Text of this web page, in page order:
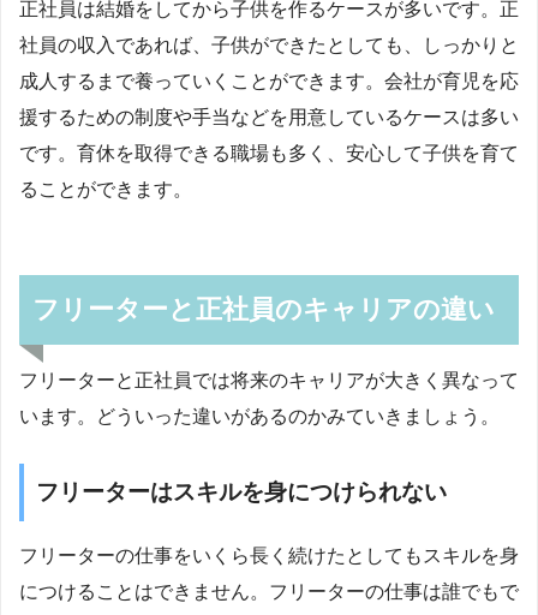
正社員は結婚をしてから子供を作るケースが多いです。正
社員の収入であれば、子供ができたとしても、しっかりと
成人するまで養っていくことができます。会社が育児を応
援するための制度や手当などを用意しているケースは多い
です。育休を取得できる職場も多く、安心して子供を育て
ることができます。
フリーターと正社員のキャリアの違い
フリーターと正社員では将来のキャリアが大きく異なって
います。どういった違いがあるのかみていきましょう。
フリーターはスキルを身につけられない
フリーターの仕事をいくら長く続けたとしてもスキルを身
につけることはできません。フリーターの仕事は誰でもで